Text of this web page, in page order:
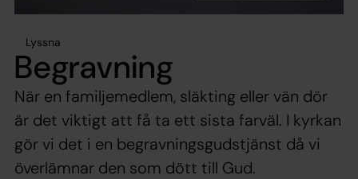
Lyssna
Begravning
När en familjemedlem, släkting eller vän dör
är det viktigt att få ta ett sista farväl. I kyrkan
gör vi det i en begravningsgudstjänst då vi
överlämnar den som dött till Gud.